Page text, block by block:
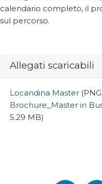
calendario completo, il
sul percorso.
Allegati scaricabili
Locandina Master
Brochure_Master in
5.29 MB)